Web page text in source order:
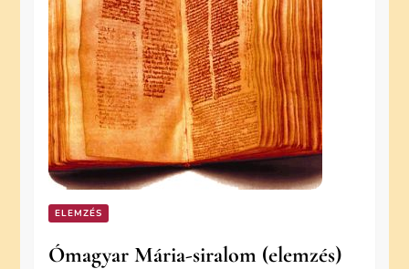
ELEMZÉS
Ómagyar Mária-siralom (elemzés)